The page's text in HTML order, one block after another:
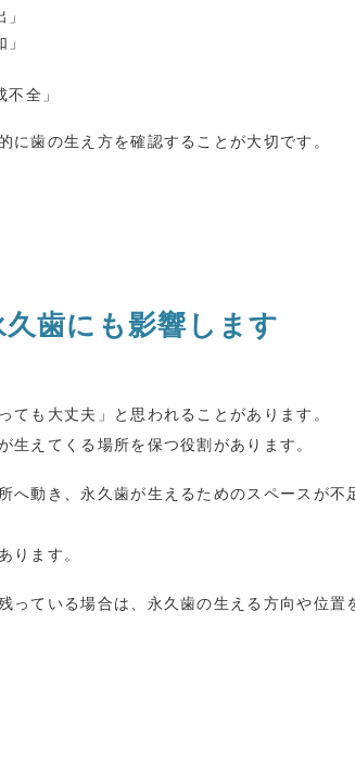
全」
に歯の生え方を確認することが大切です。
歯にも影響します
ても大丈夫」と思われることがあります。
生えてくる場所を保つ役割があります。
動き、永久歯が生えるためのスペースが不
ります。
っている場合は、永久歯の生える方向や位置